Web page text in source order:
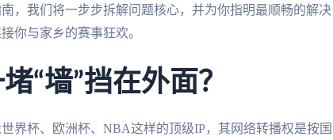
，我们将一步步拆解问题核心，并为你指明最顺畅的解决
你与家乡的赛事狂欢。
“墙”挡在外面？
界杯、欧洲杯、NBA这样的顶级IP，其网络转播权是按国